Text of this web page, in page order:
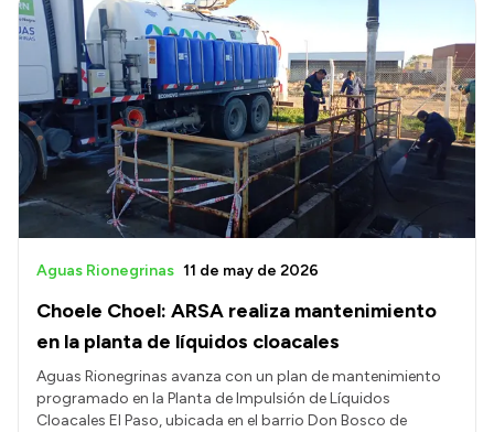
Choele Choel: ARSA realiza mantenimiento
en la planta de líquidos cloacales
Aguas Rionegrinas 11 de may de 2026
Aguas Rionegrinas avanza con un plan de mantenimiento
programado en la Planta de Impulsión de Líquidos
Cloacales El Paso, ubicada en el barrio Don Bosco de